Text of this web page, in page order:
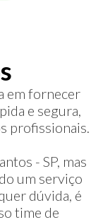
em fornecer
e segura,
profissionais.
- SP, mas
um serviço
dúvida, é
time de